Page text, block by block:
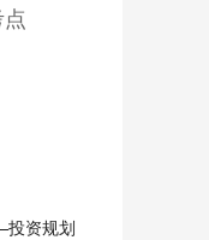
资规划